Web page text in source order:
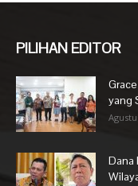
PILIHAN EDITOR
yang
Dana